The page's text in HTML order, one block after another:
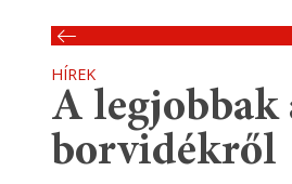
HÍREK
A legjobbak
borvidékről